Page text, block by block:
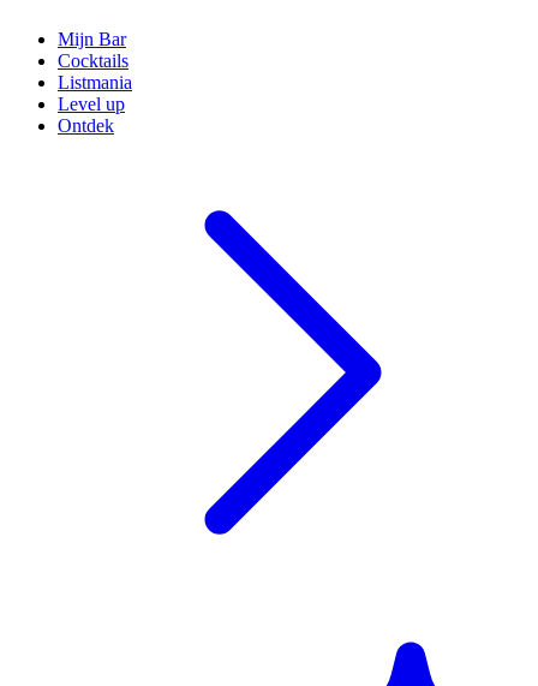
Mijn Bar
Cocktails
Listmania
Level up
Ontdek